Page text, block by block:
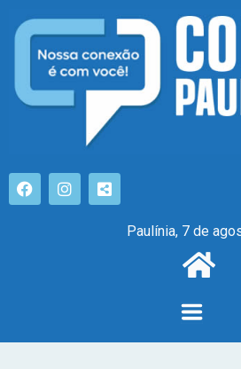
Paulínia, 7 de